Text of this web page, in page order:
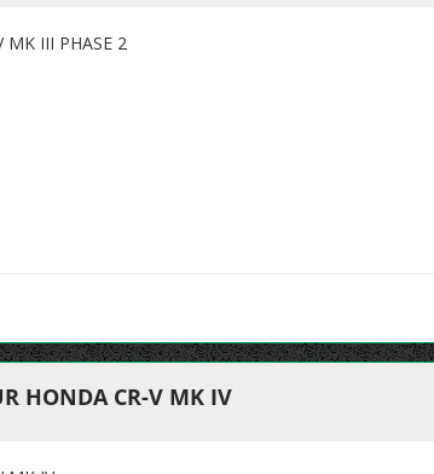
MK III PHASE 2
HONDA CR-V MK IV